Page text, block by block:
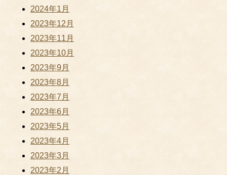
2024年1月
2023年12月
2023年11月
2023年10月
2023年9月
2023年8月
2023年7月
2023年6月
2023年5月
2023年4月
2023年3月
2023年2月